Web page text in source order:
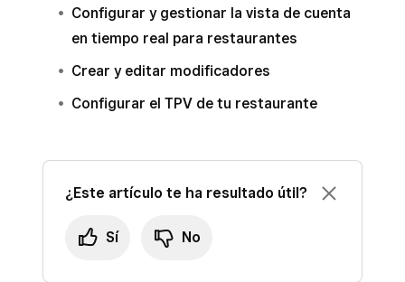
Configurar y gestionar la vista de cuenta
en tiempo real para restaurantes
Crear y editar modificadores
Configurar el TPV de tu restaurante
¿Este artículo te ha resultado útil?
Sí No